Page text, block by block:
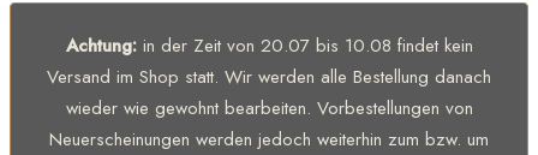
Achtung:in der Zeit von 20.07 bis 10.08 findet kein
Versand im Shop statt. Wir werden alle Bestellung danach
wieder wie gewohnt bearbeiten. Vorbestellungen von
Neuerscheinungen werden jedoch weiterhin zum bzw. um